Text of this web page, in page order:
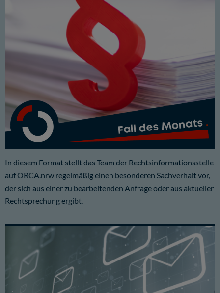
Fall des Monats
In diesem Format stellt das Team der Rechtsinformationsstelle
auf ORCA.nrw regelmäßig einen besonderen Sachverhalt vor,
der sich aus einer zu bearbeitenden Anfrage oder aus aktueller
Rechtsprechung ergibt.